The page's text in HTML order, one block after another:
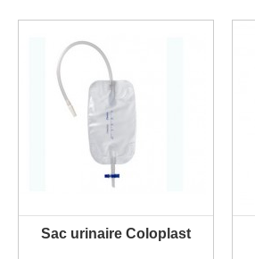
Sac urinaire Coloplast
PLUS D'INFORMATION